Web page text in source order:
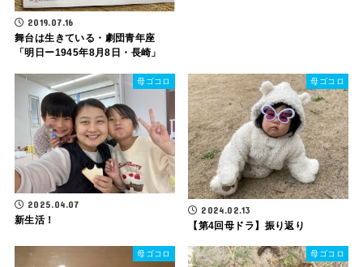
2019.07.16
舞台は生きている・劇団青年座
「明日ー1945年8月8日・長崎」
母ゴコロ
2025.04.07
新生活！
母ゴコロ
2024.02.13
【第4回母ドラ】振り返り
母ゴコロ 母ゴコロ